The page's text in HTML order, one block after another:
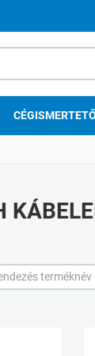
CÉGISMERTETŐ
terméknév